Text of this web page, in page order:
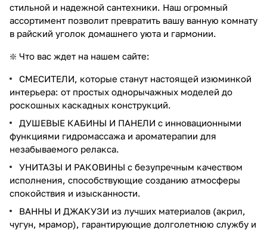
стильной и надежной сантехники. Наш огромный
ассортимент позволит превратить вашу ванную комнату
в райский уголок домашнего уюта и гармонии.
❇️ Что вас ждет на нашем сайте:
СМЕСИТЕЛИ, которые станут настоящей изюминкой
интерьера: от простых однорычажных моделей до
роскошных каскадных конструкций.
ДУШЕВЫЕ КАБИНЫ И ПАНЕЛИ с инновационными
функциями гидромассажа и ароматерапии для
незабываемого релакса.
УНИТАЗЫ И РАКОВИНЫ с безупречным качеством
исполнения, способствующие созданию атмосферы
спокойствия и изысканности.
ВАННЫ И ДЖАКУЗИ из лучших материалов (акрил,
чугун, мрамор), гарантирующие долголетнюю службу и